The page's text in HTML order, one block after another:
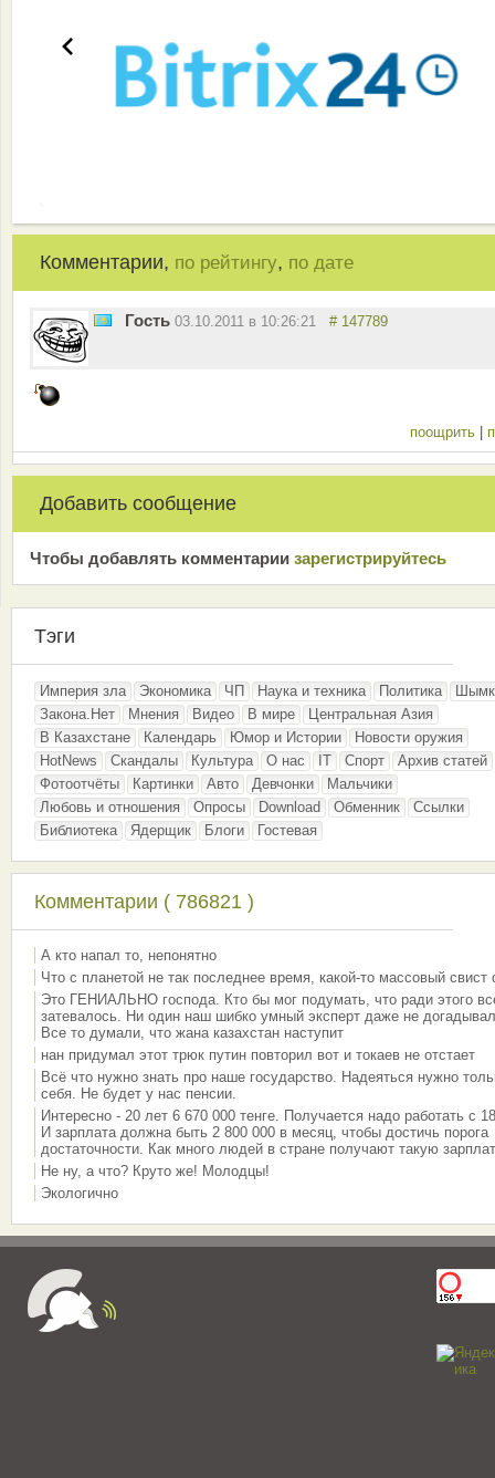
Комментарии, по рейтингу, по дате
Гость 03.10.2011 в 10:26:21 # 147789
поощрить
Добавить сообщение
Чтобы добавлять комментарии зарeгиcтрирyйтeсь
Тэги
Империя зла Экономика ЧП Наука и техника Политика
Закона.Нет
Мнения Видео В мире
Центральная Азия
В Казахстане
Календарь Юмор и Истории
Новости оружия
HotNews
Скандалы Культура О нас IT Спорт
Архив статей
Фотоотчёты
Картинки Авто Девчонки
Мальчики
Любовь и отношения
Опросы Download Обменник
Ссылки
Библиотека
Ядерщик Блоги Гостевая
Комментарии ( 786821 )
А кто напал то, непонятно
Что с планетой не так последнее время, какой-то массовый свист
Это ГЕНИАЛЬНО господа. Кто бы мог подумать, что ради этого
затевалось. Ни один наш шибко умный эксперт даже не
Все то думали, что жана казахстан наступит
нан придумал этот трюк путин повторил вот и токаев не отстает
Всё что нужно знать про наше государство. Надеяться нужно
себя. Не будет у нас пенсии.
Интересно - 20 лет 6 670 000 тенге. Получается надо работать с
И зарплата должна быть 2 800 000 в месяц, чтобы достичь порога
достаточности. Как много людей в стране получают такую
Не ну, а что? Круто же! Молодцы!
Экологично